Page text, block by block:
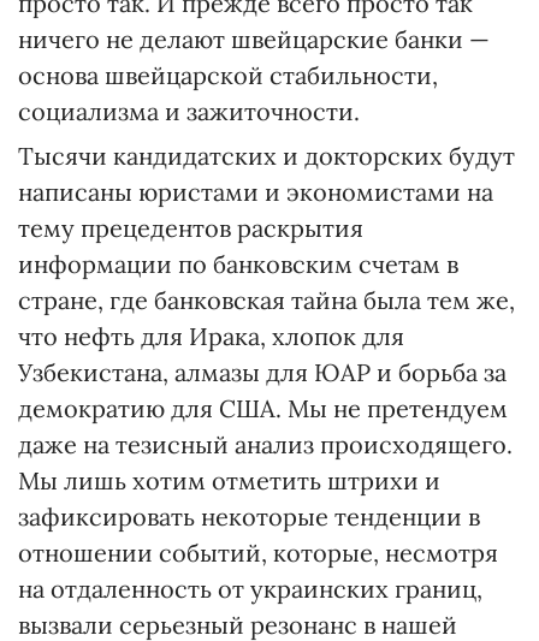
ничего не делают швейцарские банки —
основа швейцарской стабильности,
социализма и зажиточности.
Тысячи кандидатских и докторских будут
написаны юристами и экономистами на
тему прецедентов раскрытия
информации по банковским счетам в
стране, где банковская тайна была тем же,
что нефть для Ирака, хлопок для
Узбекистана, алмазы для ЮАР и борьба за
демократию для США. Мы не претендуем
даже на тезисный анализ происходящего.
Мы лишь хотим отметить штрихи и
зафиксировать некоторые тенденции в
отношении событий, которые, несмотря
на отдаленность от украинских границ,
вызвали серьезный резонанс в нашей